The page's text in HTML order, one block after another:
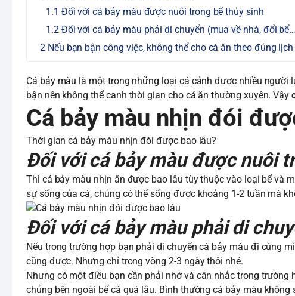
Đối với cá bảy màu được nuôi trong bể thủy sinh
Đối với cá bảy màu phải di chuyển (mua về nhà, đổi
Nếu bạn bận công việc, không thể cho cá ăn theo đúng
Cá bảy màu là một trong những loại cá cảnh được nhiều người
bận nên không thể canh thời gian cho cá ăn thường xuyên. Vậy
Cá bảy màu nhịn đói
Thời gian cá bảy màu nhịn đói được bao lâu?
Đối với cá bảy màu được nuôi
Thì cá bảy màu nhịn ăn được bao lâu tùy thuộc vào loại bể và
sự sống của cá, chúng có thể sống được khoảng 1-2 tuần mà
Đối với cá bảy màu phải di
Nếu trong trường hợp bạn phải di chuyển cá bảy màu đi cùng
cũng được. Nhưng chỉ trong vòng 2-3 ngày thôi nhé.
Nhưng có một điều bạn cần phải nhớ và cân nhắc trong
chúng bên ngoài bể cá quá lâu. Bình thường cá bảy màu